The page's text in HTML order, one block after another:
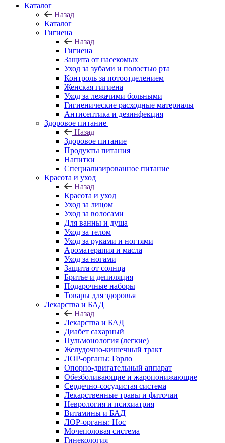
Каталог
Назад
Каталог
Гигиена
Назад
Гигиена
Защита от насекомых
Уход за зубами и полостью рта
Контроль за потоотделением
Женская гигиена
Уход за лежачими больными
Гигиенические расходные материалы
Антисептика и дезинфекция
Здоровое питание
Назад
Здоровое питание
Продукты питания
Напитки
Специализированное питание
Красота и уход
Назад
Красота и уход
Уход за лицом
Уход за волосами
Для ванны и душа
Уход за телом
Уход за руками и ногтями
Ароматерапия и масла
Уход за ногами
Защита от солнца
Бритье и депиляция
Подарочные наборы
Товары для здоровья
Лекарства и БАД
Назад
Лекарства и БАД
Диабет сахарный
Пульмонология (легкие)
Желудочно-кишечный тракт
ЛОР-органы: Горло
Опорно-двигательный аппарат
Обезболивающие и жаропонижающие
Сердечно-сосудистая система
Лекарственные травы и фиточаи
Неврология и психиатрия
Витамины и БАД
ЛОР-органы: Нос
Мочеполовая система
Гинекология